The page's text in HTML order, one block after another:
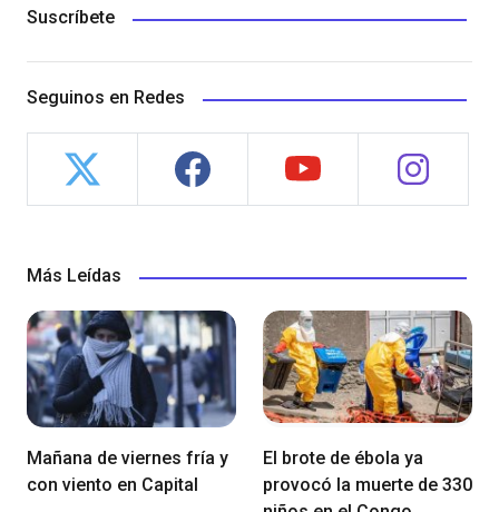
Suscríbete
Seguinos en Redes
Más Leídas
Mañana de viernes fría y
con viento en Capital
El brote de ébola ya
provocó la muerte de 330